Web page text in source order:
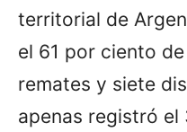
territorial de
el 61 por ciento
remates y siete
apenas registró